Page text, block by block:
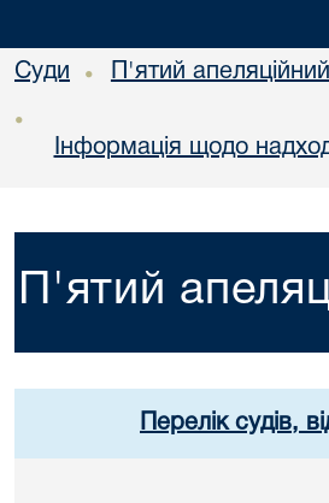
Суди • П'ятий
•
Інформація щодо
П'ятий
Перелік судів,